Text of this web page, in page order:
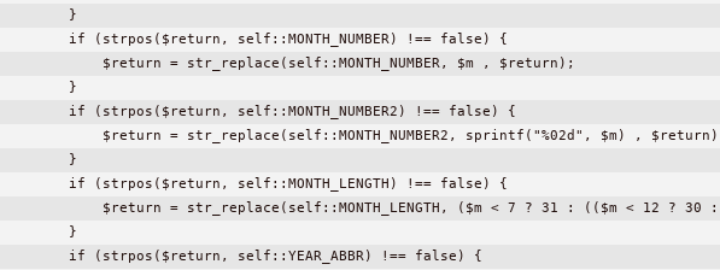
        }
        if (strpos($return, self::MONTH_NUMBER) !== false) {
            $return = str_replace(self::MONTH_NUMBER, $m , $return);
        }
        if (strpos($return, self::MONTH_NUMBER2) !== false) {
$return = str_replace(self::MONTH_NUMBER2, sprintf("%02d", $m) ,
        }
        if (strpos($return, self::MONTH_LENGTH) !== false) {
$return = str_replace(self::MONTH_LENGTH, ($m < 7 ? 31 : (($m < 12 ? 30
        }
        if (strpos($return, self::YEAR_ABBR) !== false) {